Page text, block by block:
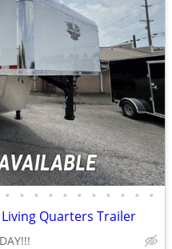
• • • • • • • • • • •
Quarters Trailer